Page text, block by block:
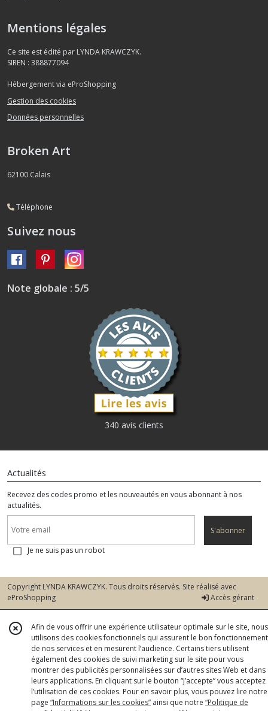
Mentions légales
Ce site est édité par LYNDA KRAWCZYK.
SIREN : 388877094
Hébergement via eProShopping
Gestion des cookies
Données personnelles
Broken Art
62100 Calais
Téléphone
Suivez nous
Note globale : 5/5
340 avis clients
Actualités
Recevez des codes promo et les nouveautés en vous abonnant à nos
actualités.
S'abonner
Je ne suis pas un robot
Copyright LYNDA KRAWCZYK. Tous droits réservés. Site réalisé avec
eProShopping
Accès gérant
Afin de vous offrir une expérience utilisateur optimale sur le site, nous
utilisons des cookies fonctionnels qui assurent le bon fonctionnement
de nos services et en mesurent l’audience. Certains tiers utilisent
également des cookies de suivi marketing sur le site pour vous
montrer des publicités personnalisées sur d’autres sites Web et dans
leurs applications. En cliquant sur le bouton “J’accepte” vous acceptez
l’utilisation de ces cookies. Pour en savoir plus, vous pouvez lire notre
page “Informations sur les cookies” ainsi que notre “Politique de